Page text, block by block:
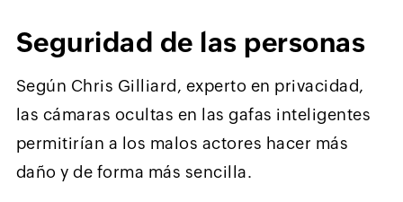
Seguridad de las personas
Según Chris Gilliard, experto en privacidad,
las cámaras ocultas en las gafas inteligentes
permitirían a los malos actores hacer más
daño y de forma más sencilla.